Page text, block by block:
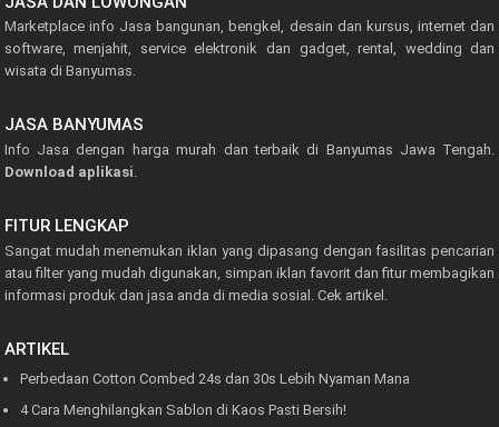
Marketplace info Jasa bangunan, bengkel, desain dan kursus, internet dan
software, menjahit, service elektronik dan gadget, rental, wedding dan
wisata di Banyumas.
JASA BANYUMAS
Info Jasa dengan harga murah dan terbaik di Banyumas Jawa Tengah.
Download aplikasi.
FITUR LENGKAP
Sangat mudah menemukan iklan yang dipasang dengan fasilitas pencarian
atau filter yang mudah digunakan, simpan iklan favorit dan fitur membagikan
informasi produk dan jasa anda di media sosial. Cek artikel.
ARTIKEL
Perbedaan Cotton Combed 24s dan 30s Lebih Nyaman Mana
4 Cara Menghilangkan Sablon di Kaos Pasti Bersih!